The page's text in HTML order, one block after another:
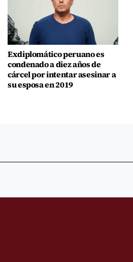
Exdiplomático peruano es
condenado a diez años de
cárcel por intentar asesinar a
su esposa en 2019